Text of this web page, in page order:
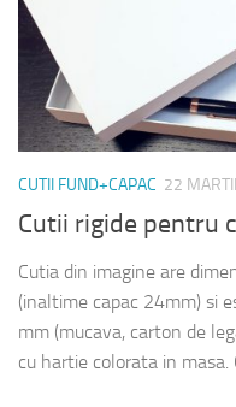
CUTII FUND+CAPAC 22
Cutii rigide pentru
Cutia din imagine are
(inaltime capac 24mm) si
mm (mucava, carton de
cu hartie colorata in masa.